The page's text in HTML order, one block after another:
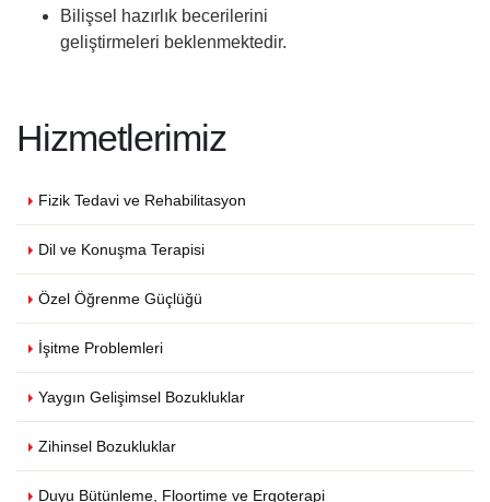
Bilişsel hazırlık becerilerini
geliştirmeleri beklenmektedir.
Hizmetlerimiz
Fizik Tedavi ve Rehabilitasyon
Dil ve Konuşma Terapisi
Özel Öğrenme Güçlüğü
İşitme Problemleri
Yaygın Gelişimsel Bozukluklar
Zihinsel Bozukluklar
Duyu Bütünleme, Floortime ve Ergoterapi